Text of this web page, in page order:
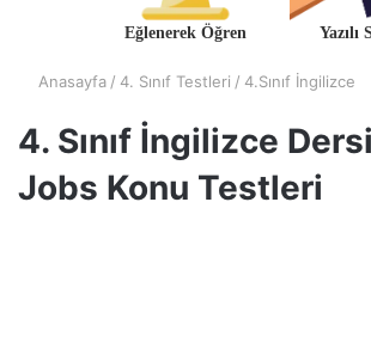
Eğlenerek Öğren Yazılı
Anasayfa / 4. Sınıf Testleri / 4.Sınıf İngilizce
4. Sınıf İngilizce
Jobs Konu Testleri